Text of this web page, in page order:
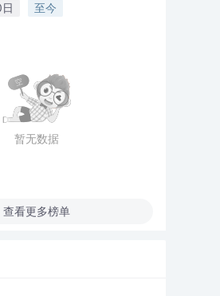
至今
暂无数据
查看更多榜单